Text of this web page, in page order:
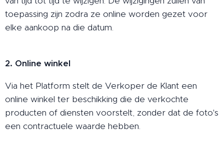
toepassing zijn zodra ze online worden gezet voor
elke aankoop na die datum.
2. Online winkel
Via het Platform stelt de Verkoper de Klant een
online winkel ter beschikking die de verkochte
producten of diensten voorstelt, zonder dat de foto's
een contractuele waarde hebben.